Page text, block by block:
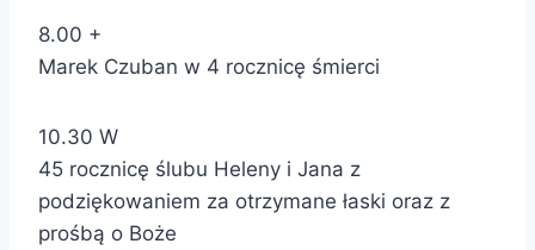
8.00 +
Marek Czuban w 4 rocznicę śmierci
10.30 W
45 rocznicę ślubu Heleny i Jana z
podziękowaniem za otrzymane łaski oraz z
prośbą o Boże